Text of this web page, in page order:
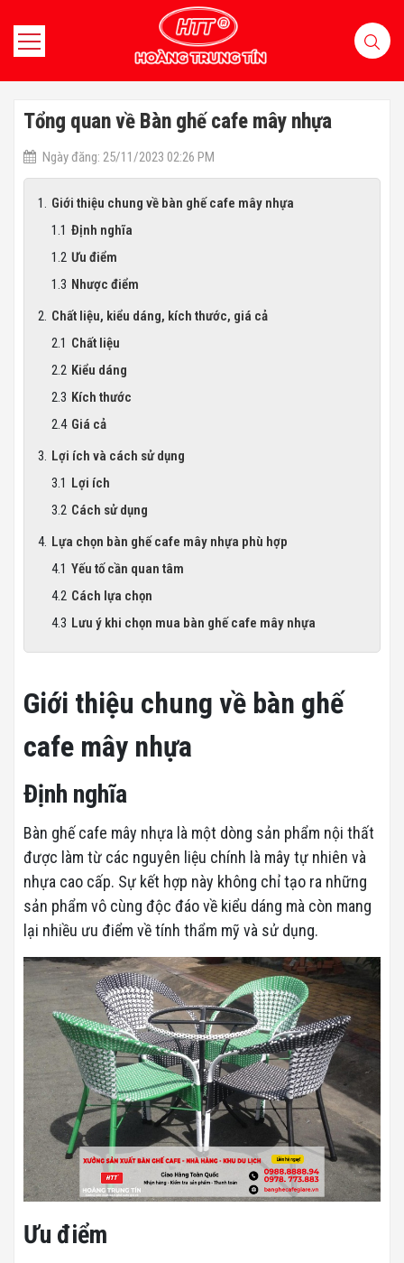
Tổng quan về Bàn ghế cafe mây nhựa
Ngày đăng: 25/11/2023 02:26 PM
Giới thiệu chung về bàn ghế cafe mây nhựa
Định nghĩa
Ưu điểm
Nhược điểm
Chất liệu, kiểu dáng, kích thước, giá cả
Chất liệu
Kiểu dáng
Kích thước
Giá cả
Lợi ích và cách sử dụng
Lợi ích
Cách sử dụng
Lựa chọn bàn ghế cafe mây nhựa phù hợp
Yếu tố cần quan tâm
Cách lựa chọn
Lưu ý khi chọn mua bàn ghế cafe mây nhựa
Giới thiệu chung về bàn ghế
cafe mây nhựa
Định nghĩa
Bàn ghế cafe mây nhựa là một dòng sản phẩm nội thất
được làm từ các nguyên liệu chính là mây tự nhiên và
nhựa cao cấp. Sự kết hợp này không chỉ tạo ra những
sản phẩm vô cùng độc đáo về kiểu dáng mà còn mang
lại nhiều ưu điểm về tính thẩm mỹ và sử dụng.
Ưu điểm